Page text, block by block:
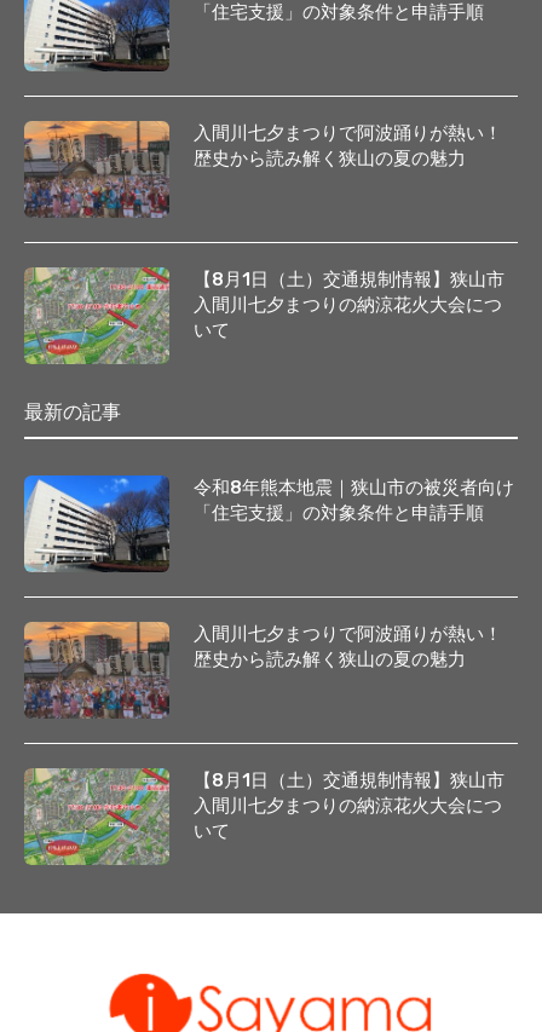
「住宅支援」の対象条件と申請手順
入間川七夕まつりで阿波踊りが熱い！
歴史から読み解く狭山の夏の魅力
【8月1日（土）交通規制情報】狭山市
入間川七夕まつりの納涼花火大会につ
いて
最新の記事
令和8年熊本地震｜狭山市の被災者向け
「住宅支援」の対象条件と申請手順
入間川七夕まつりで阿波踊りが熱い！
歴史から読み解く狭山の夏の魅力
【8月1日（土）交通規制情報】狭山市
入間川七夕まつりの納涼花火大会につ
いて